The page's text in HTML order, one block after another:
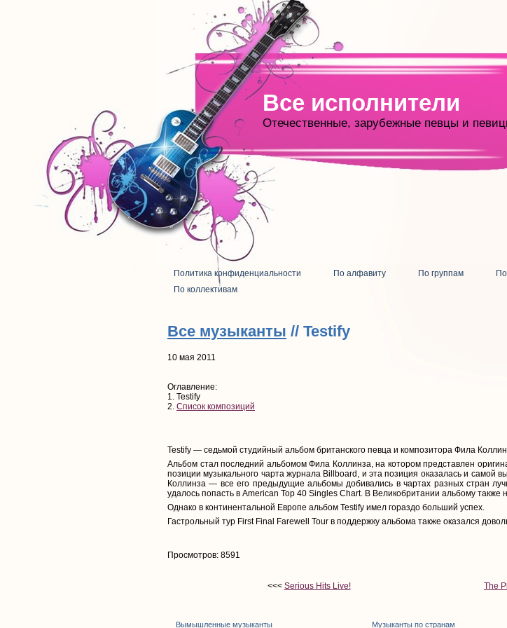
Все исполнители
Отечественные, зарубежные певцы и
Политика конфиденциальности По алфавиту По группам
По коллективам
Все музыканты // Testify
10 мая 2011
Оглавление:
1. Testify
2. Список композиций
Testify — седьмой студийный альбом британского певца и композитора Фила
Альбом стал последний альбомом Фила Коллинза, на котором представлен
позиции музыкального чарта журнала Billboard, и эта позиция оказалась и самой
Коллинза — все его предыдущие альбомы добивались в чартах разных стран
удалось попасть в American Top 40 Singles Chart. В Великобритании альбому также
Однако в континентальной Европе альбом Testify имел гораздо больший успех.
Гастрольный тур First Final Farewell Tour в поддержку альбома также оказался
Просмотров: 8591
<<< Serious Hits Live! The
Вымышленные музыканты Музыканты по странам